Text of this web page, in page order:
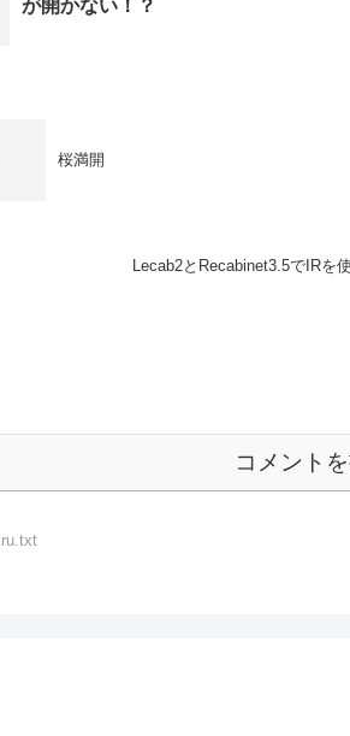
が開かない！？
桜満開
Lecab2とRecabinet3.5でIRを
コメント